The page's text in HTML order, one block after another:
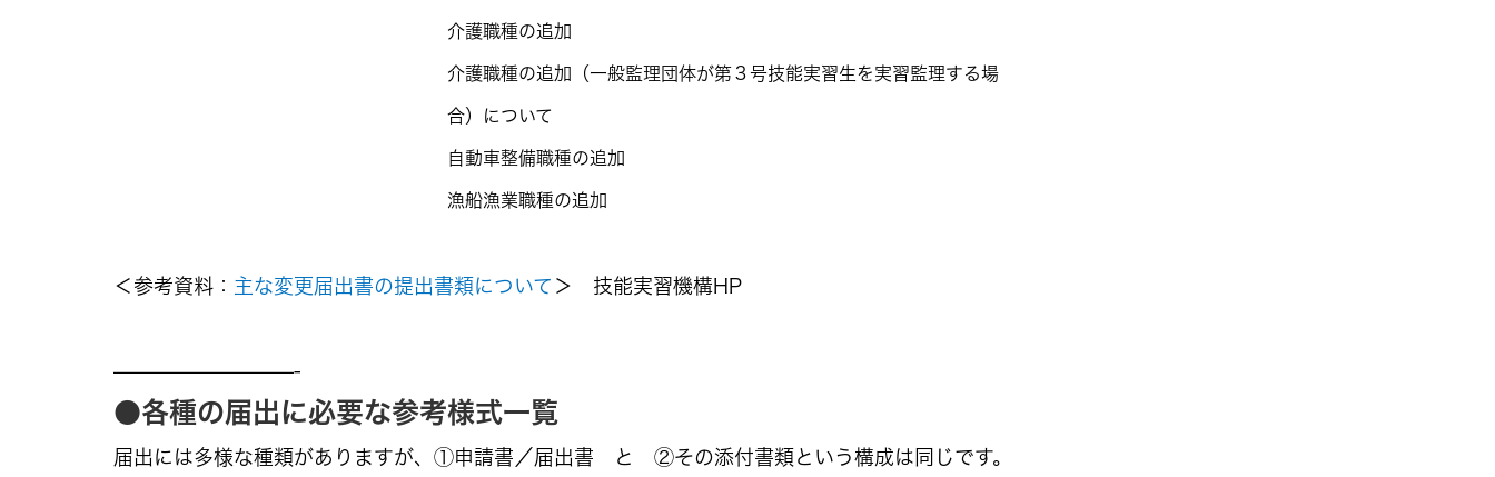
介護職種の追加
介護職種の追加（一般監理団体が第３号技能実習生を実習監理する場
合）について
自動車整備職種の追加
漁船漁業職種の追加
＜参考資料： 主な変更届出書の提出書類について ＞ 技能実習機構HP
—————————-
●各種の届出に必要な参考様式一覧
届出には多様な種類がありますが、①申請書／届出書 と ②その添付書類という構成は同じです。